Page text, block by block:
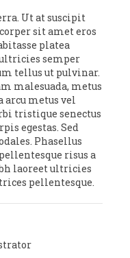
Ut at suscipit
sit amet eros
platea
semper
tellus ut pulvinar.
malesuada, metus
metus vel
tristique senectus
egestas. Sed
Phasellus
risus a
laoreet ultricies
pellentesque.